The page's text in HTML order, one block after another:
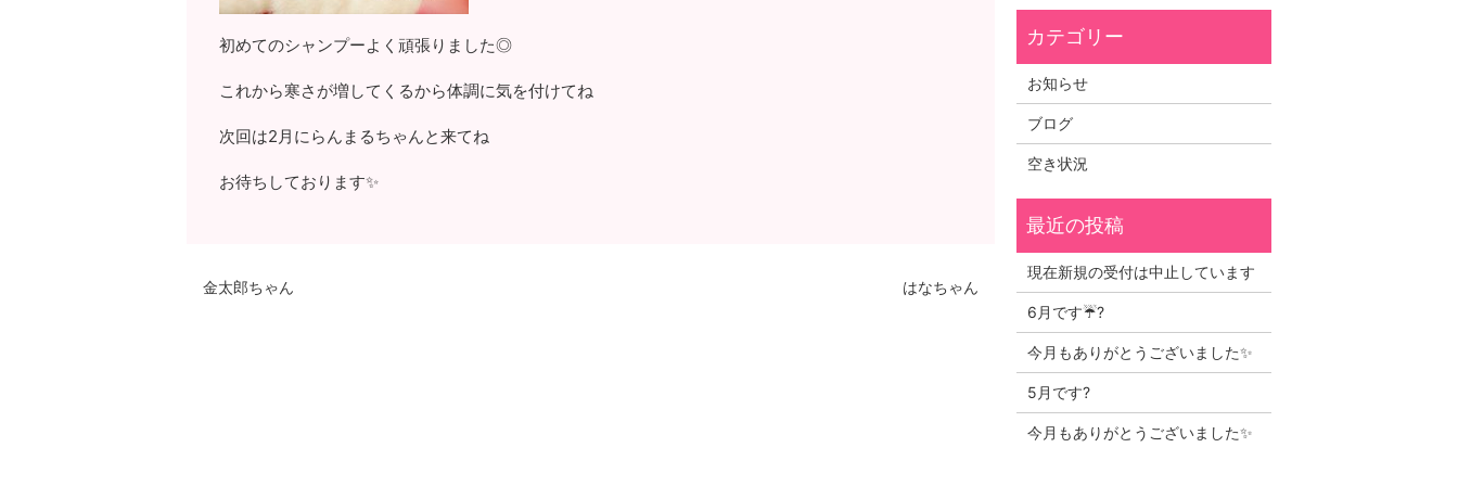
初めてのシャンプーよく頑張りました◎
これから寒さが増してくるから体調に気を付けてね
次回は2月にらんまるちゃんと来てね
お待ちしております✨
金太郎ちゃん はなちゃん
お知らせ
ブログ
空き状況
現在新規の受付は中止しています
6月です☔?
今月もありがとうございました✨
5月です?
今月もありがとうございました✨